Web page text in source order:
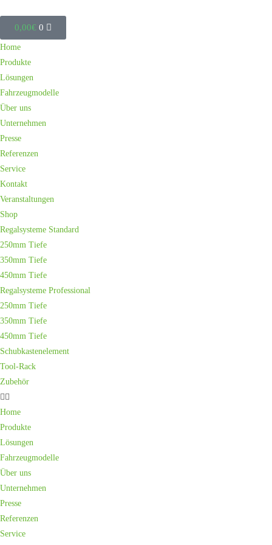
0,00€ 0
Home
Produkte
Lösungen
Fahrzeugmodelle
Über uns
Unternehmen
Presse
Referenzen
Service
Kontakt
Veranstaltungen
Shop
Regalsysteme Standard
250mm Tiefe
350mm Tiefe
450mm Tiefe
Regalsysteme Professional
250mm Tiefe
350mm Tiefe
450mm Tiefe
Schubkastenelement
Tool-Rack
Zubehör
Home
Produkte
Lösungen
Fahrzeugmodelle
Über uns
Unternehmen
Presse
Referenzen
Service